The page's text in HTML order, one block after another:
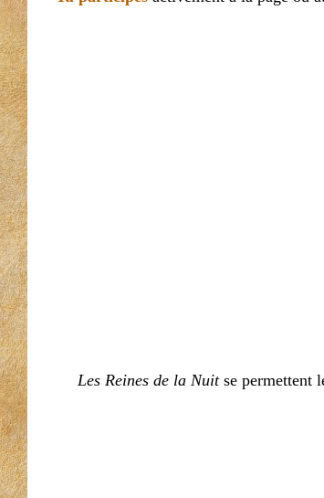
Les Reines de la Nuitse permettent